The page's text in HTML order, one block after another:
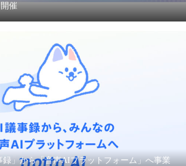
催
録」から「音声AIプラットフォーム」へ事業